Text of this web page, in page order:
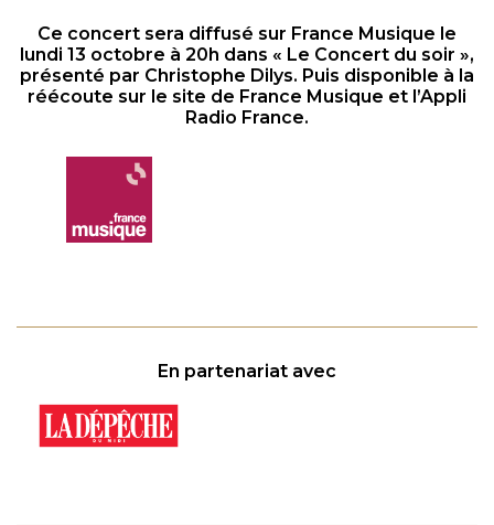
Ce concert sera diffusé sur France Musique le
lundi 13 octobre à 20h dans « Le Concert du soir »,
présenté par Christophe Dilys. Puis disponible à la
réécoute sur le site de France Musique et l’Appli
Radio France.
En partenariat avec